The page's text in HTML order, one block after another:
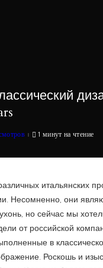
1 минут на чтение
итальянских
Несомненно, они
но сейчас мы
от российской
в
Роскошь и